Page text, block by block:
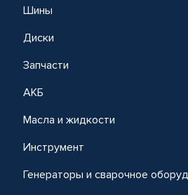
Шины
Диски
Запчасти
АКБ
Масла и жидкости
Инструмент
Генераторы и сварочное